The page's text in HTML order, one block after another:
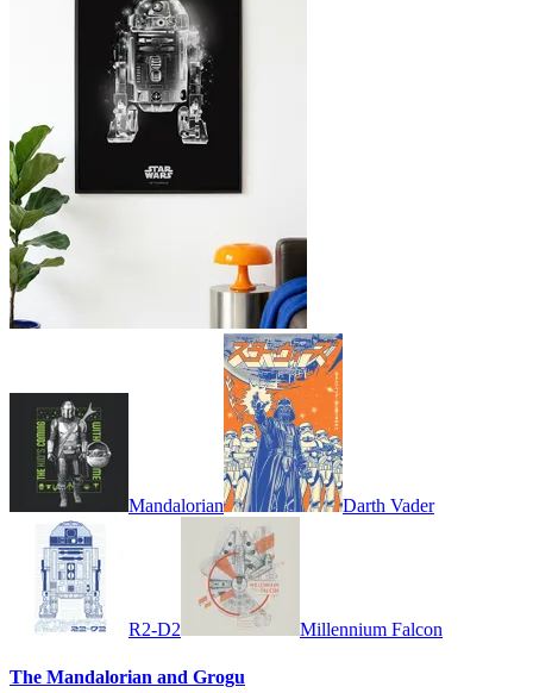
Mandalorian Darth Vader
R2-D2 Millennium Falcon
The Mandalorian and Grogu